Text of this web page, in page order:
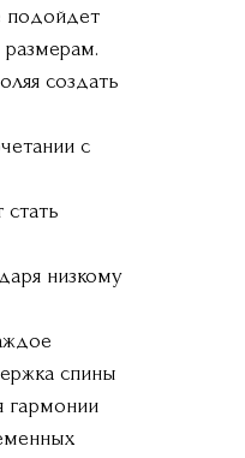
подойдет
создать
с
низкому
спины
гармонии